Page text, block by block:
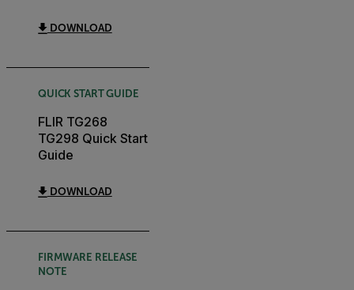
DOWNLOAD
QUICK START GUIDE
FLIR TG268
TG298 Quick Start
Guide
DOWNLOAD
FIRMWARE RELEASE
NOTE